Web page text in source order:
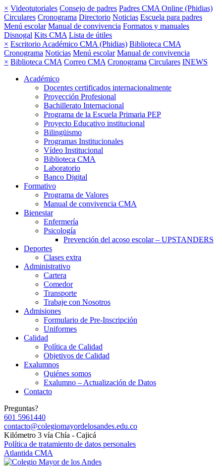
× Videotutoriales Consejo de padres Padres CMA Online (Phidias)
Circulares Cronograma Directorio Noticias Escuela para padres
Menú escolar Manual de convivencia Formatos y manuales
Disnogal Kits CMA Lista de útiles
× Escritorio Académico CMA (Phidias) Biblioteca CMA
Cronograma Noticias Menú escolar Manual de convivencia
× Biblioteca CMA Correo CMA Cronograma Circulares INEWS
Académico
Docentes certificados internacionalmente
Proyección Profesional
Bachillerato Internacional
Programa de la Escuela Primaria PEP
Proyecto Educativo institucional
Bilingüismo
Programas Institucionales
Vídeo Institucional
Biblioteca CMA
Laboratorio
Banco Digital
Formativo
Programa de Valores
Manual de convivencia CMA
Bienestar
Enfermería
Psicología
Prevención del acoso escolar – UPSTANDERS
Deportes
Clases extra
Administrativo
Cartera
Comedor
Transporte
Trabaje con Nosotros
Admisiones
Formulario de Pre-Inscripción
Uniformes
Calidad
Política de Calidad
Objetivos de Calidad
Exalumnos
Quiénes somos
Exalumno – Actualización de Datos
Contacto
Preguntas?
601 5961440
contacto@colegiomayordelosandes.edu.co
Kilómetro 3 vía Chía - Cajicá
Política de tratamiento de datos personales
Atlantida CMA